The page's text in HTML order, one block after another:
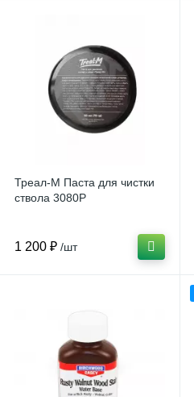
Треал-М Паста для чистки
ствола 3080P
1 200 ₽ /шт